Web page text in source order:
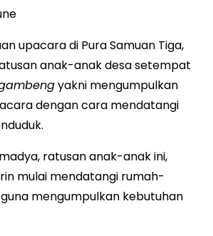
upacara di Pura Samuan Tiga,
anak-anak desa setempat
yakni mengumpulkan
dengan cara mendatangi
ratusan anak-anak ini,
mulai mendatangi rumah-
mengumpulkan kebutuhan